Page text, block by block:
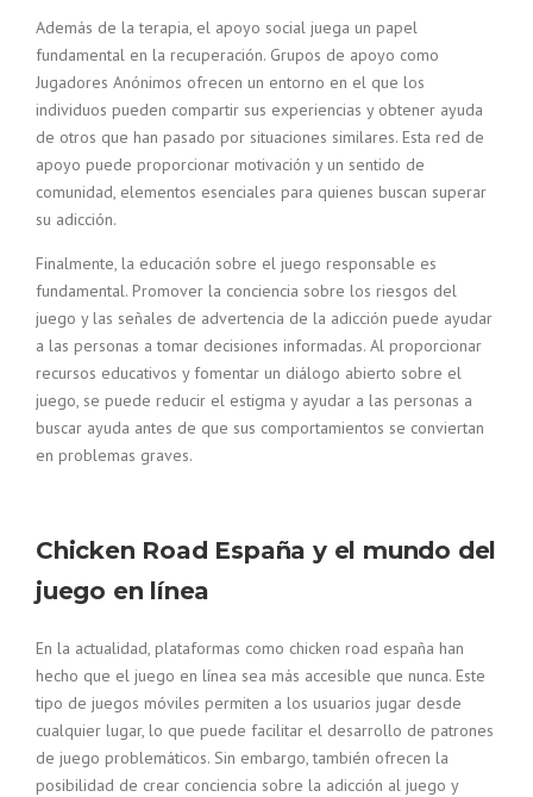
Además de la terapia, el apoyo social juega un papel
fundamental en la recuperación. Grupos de apoyo como
Jugadores Anónimos ofrecen un entorno en el que los
individuos pueden compartir sus experiencias y obtener ayuda
de otros que han pasado por situaciones similares. Esta red de
apoyo puede proporcionar motivación y un sentido de
comunidad, elementos esenciales para quienes buscan superar
su adicción.
Finalmente, la educación sobre el juego responsable es
fundamental. Promover la conciencia sobre los riesgos del
juego y las señales de advertencia de la adicción puede ayudar
a las personas a tomar decisiones informadas. Al proporcionar
recursos educativos y fomentar un diálogo abierto sobre el
juego, se puede reducir el estigma y ayudar a las personas a
buscar ayuda antes de que sus comportamientos se conviertan
en problemas graves.
Chicken Road España y el mundo del
juego en línea
En la actualidad, plataformas como chicken road españa han
hecho que el juego en línea sea más accesible que nunca. Este
tipo de juegos móviles permiten a los usuarios jugar desde
cualquier lugar, lo que puede facilitar el desarrollo de patrones
de juego problemáticos. Sin embargo, también ofrecen la
posibilidad de crear conciencia sobre la adicción al juego y